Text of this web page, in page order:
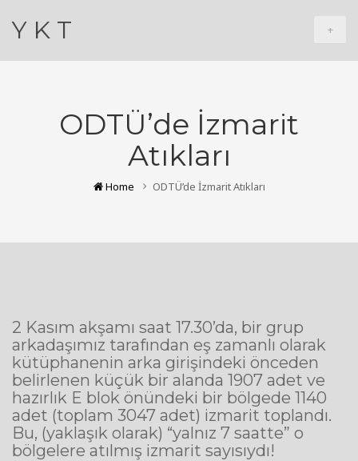
+
Y K T
ODTÜ’de İzmarit
Atıkları
Home ODTÜ’de İzmarit Atıkları
2 Kasım akşamı saat 17.30’da, bir grup
arkadaşımız tarafından eş zamanlı olarak
kütüphanenin arka girişindeki önceden
belirlenen küçük bir alanda 1907 adet ve
hazırlık E blok önündeki bir bölgede 1140
adet (toplam 3047 adet) izmarit toplandı.
Bu, (yaklaşık olarak) “yalnız 7 saatte” o
bölgelere atılmış izmarit sayısıydı!